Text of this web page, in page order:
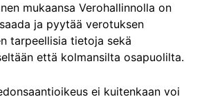
mukaansa Verohallinnolla on
ja pyytää verotuksen
tarpeellisia tietoja sekä
että kolmansilta osapuolilta.
ei kuitenkaan voi